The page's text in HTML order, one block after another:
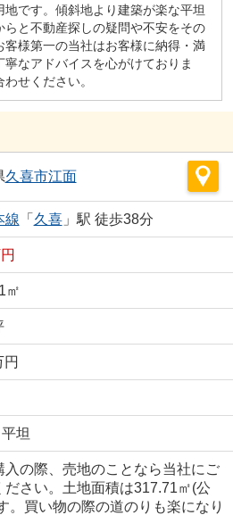
です。傾斜地より建築が楽な平坦
と不動産探しの疑問や不安をその
客様第一の当社はお客様に納得・満
なアドバイスを心がけておりま
せください。
久喜市江面
線 「 久喜」駅 徒歩38分
㎡
円
坦
入の際、売地のことなら当社にご
ださい。土地面積は317.71㎡(公
。買い物の際の道のりも楽になり